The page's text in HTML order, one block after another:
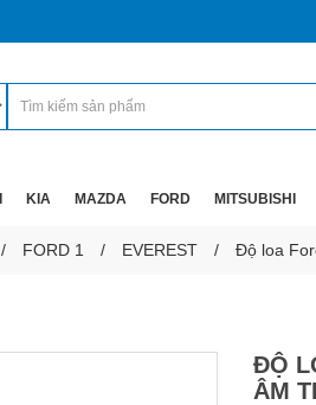
KIA MAZDA FORD MITSUBISHI
FORD 1 EVEREST Độ loa
ĐỘ
ÂM